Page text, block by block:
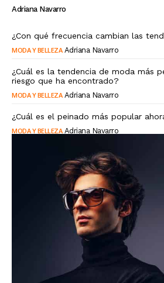
Adriana Navarro
¿Con qué frecuencia cambian las
MODA Y BELLEZA Adriana Navarro
¿Cuál es la tendencia de moda más
riesgo que ha encontrado?
MODA Y BELLEZA Adriana Navarro
¿Cuál es el peinado más popular
MODA Y BELLEZA Adriana Navarro